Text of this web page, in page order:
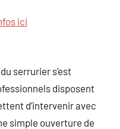
ici
serrurier s’est
disposent
d’intervenir avec
simple ouverture de